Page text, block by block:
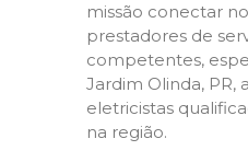
missão conectar
prestadores de
competentes,
Jardim Olinda, PR,
eletricistas
na região.